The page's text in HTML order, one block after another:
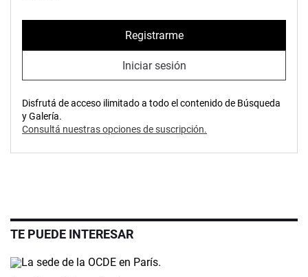
Registrarme
Iniciar sesión
Disfrutá de acceso ilimitado a todo el contenido de Búsqueda
y Galería.
Consultá nuestras opciones de suscripción.
TE PUEDE INTERESAR